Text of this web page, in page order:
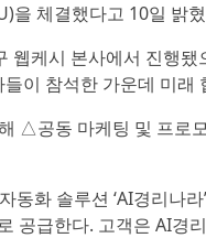
을 체결했다고 10일 밝
웹케시 본사에서 진행
이 참석한 가운데 미래
△공동 마케팅 및 프
동화 솔루션 ‘AI경리나
공급한다. 고객은 AI